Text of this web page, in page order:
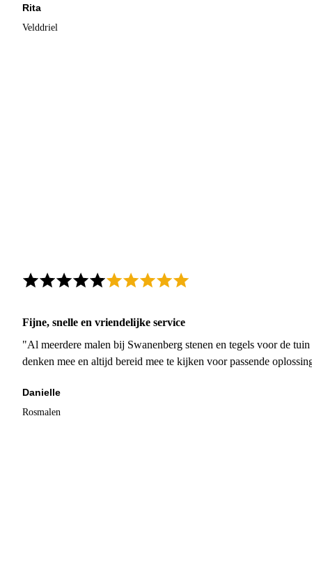
Rita
Velddriel
Fijne, snelle en vriendelijke service
"Al meerdere malen bij Swanenberg stenen en tegels voor de
denken mee en altijd bereid mee te kijken voor passende
Danielle
Rosmalen